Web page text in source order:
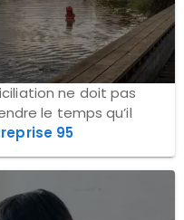
ne doit pas
le temps qu’il
95